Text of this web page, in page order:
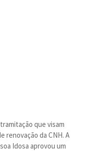
que visam
renovação da CNH. A
Idosa aprovou um